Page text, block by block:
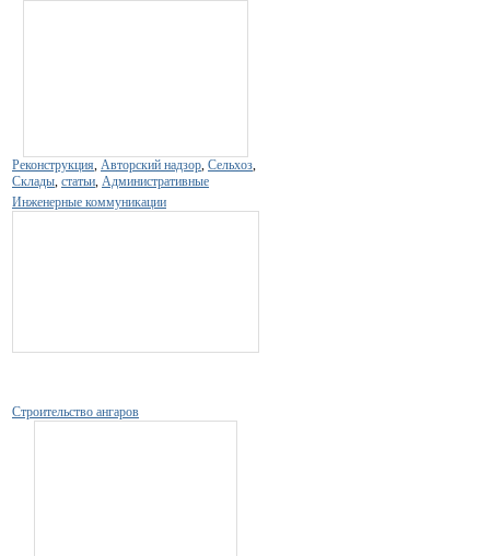
Реконструкция Авторский надзор Сельхоз
Склады статьи Административные
Инженерные коммуникации
Строительство ангаров